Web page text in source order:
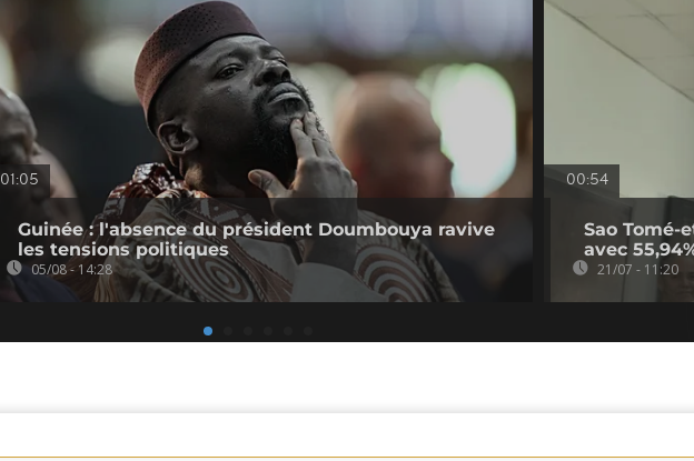
01:05
Guinée : l'absence du président Doumbouya ravive
les tensions politiques
05/08 - 14:28
00:54
Sao Tomé-
avec
21/07 - 11:20